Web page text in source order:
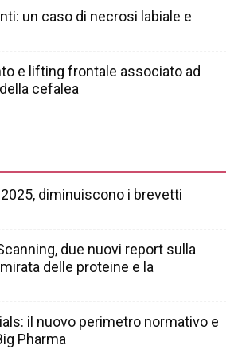
un caso di necrosi labiale e
e lifting frontale associato ad
cefalea
2025, diminuiscono i brevetti
due nuovi report sulla
delle proteine e la
il nuovo perimetro normativo e
Pharma